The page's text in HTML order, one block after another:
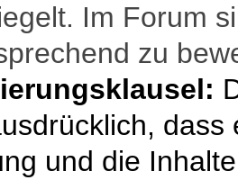
Im Forum
zu
und die